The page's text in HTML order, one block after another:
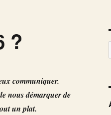
?
communiquer.
nous démarquer de
un plat.